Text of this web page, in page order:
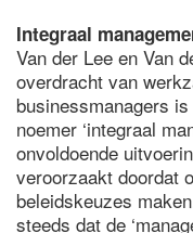
Integraal
Van der Lee en Van
overdracht van
businessmanagers
noemer ‘integraal
onvoldoende
veroorzaakt doordat
beleidskeuzes
steeds dat de